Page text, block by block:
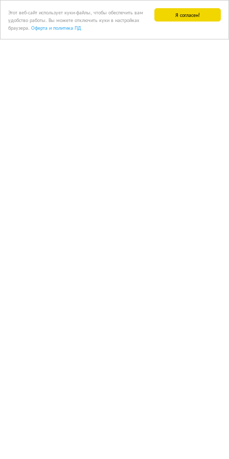
Я согласен!
Этот веб-сайт использует куки-файлы, чтобы обеспечить вам
удобство работы. Вы можете отключить куки в настройках
браузера. Оферта и политика ПД